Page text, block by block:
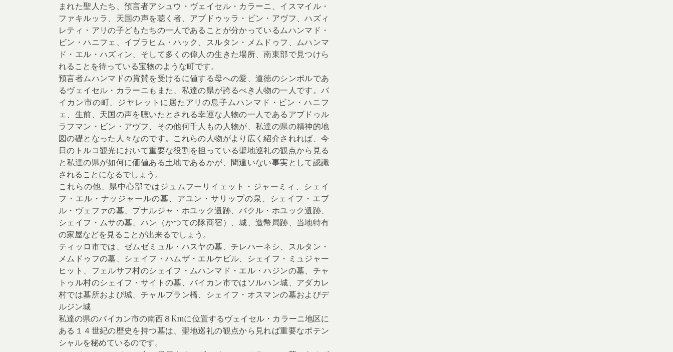
まれた聖人たち、預言者アシュウ・ヴェイセル・カラーニ、イスマイル・
ファキルッラ、天国の声を聴く者、アブドゥッラ・ビン・アヴフ、ハズィ
レティ・アリの子どもたちの一人であることが分かっているムハンマド・
ビン・ハニフェ、イブラヒム・ハック、スルタン・メムドゥフ、ムハンマ
ド・エル・ハズィン、そして多くの偉人の生きた場所、南東部で見つけら
れることを待っている宝物のような町です。
預言者ムハンマドの賞賛を受けるに値する母への愛、道徳のシンボルであ
るヴェイセル・カラーニもまた、私達の県が誇るべき人物の一人です。バ
イカン市の町、ジヤレットに居たアリの息子ムハンマド・ビン・ハニフ
ェ、生前、天国の声を聴いたとされる幸運な人物の一人であるアブドゥル
ラフマン・ビン・アヴフ、その他何千人もの人物が、私達の県の精神的地
図の礎となった人々なのです。これらの人物がより広く紹介されれば、今
日のトルコ観光において重要な役割を担っている聖地巡礼の観点から見る
と私達の県が如何に価値ある土地であるかが、間違いない事実として認識
されることになるでしょう。
これらの他、県中心部ではジュムフーリイェット・ジャーミィ、シェイ
フ・エル・ナッジャールの墓、アユン・サリップの泉、シェイフ・エブ
ル・ヴェファの墓、プナルジャ・ホユック遺跡、バクル・ホユック遺跡、
シェイフ・ムサの墓、ハン（かつての隊商宿）、城、造幣局跡、当地特有
の家屋などを見ることが出来るでしょう。
ティッロ市では、ゼムゼミュル・ハスヤの墓、チレハーネシ、スルタン・
メムドゥフの墓、シェイフ・ハムザ・エルケビル、シェイフ・ミュジャー
ヒット、フェルサフ村のシェイフ・ムハンマド・エル・ハジンの墓、チャ
トゥル村のシェイフ・サイトの墓、バイカン市ではソルハン城、アダカレ
村では墓所および城、チャルプラン橋、シェイフ・オスマンの墓およびデ
ルジン城
私達の県のバイカン市の南西８Kmに位置するヴェイセル・カラーニ地区に
ある１４世紀の歴史を持つ墓は、聖地巡礼の観点から見れば重要なポテン
シャルを秘めているのです。